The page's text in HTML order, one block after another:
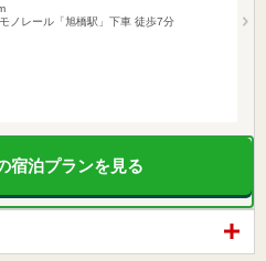
ノレール「旭橋駅」下車 徒歩7分
宿泊プランを見る